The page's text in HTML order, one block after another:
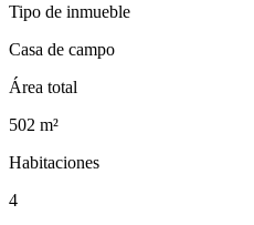
Tipo de inmueble
Casa de campo
Área total
502 m²
Habitaciones
4